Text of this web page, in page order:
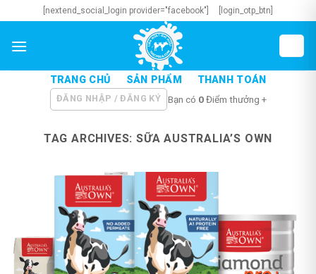
to
content
[nextend_social_login provider="facebook"] [login_otp_btn]
TRANG CHỦ SẢN PHẨM THANH TOÁN
ĐĂNG NHẬP / ĐĂNG KÝ Bạn có 0Điểm thưởng +
TAG ARCHIVES: SỮA AUSTRALIA’S OWN